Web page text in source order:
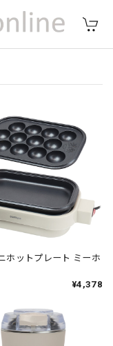
ホットプレート ミーホ
¥4,378